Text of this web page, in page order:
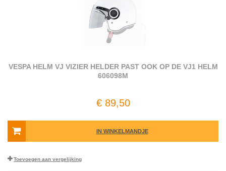
VESPA HELM VJ VIZIER HELDER PAST OOK OP DE VJ1 HELM
606098M
€ 89,50
IN WINKELMANDJE
Toevoegen aan vergelijking